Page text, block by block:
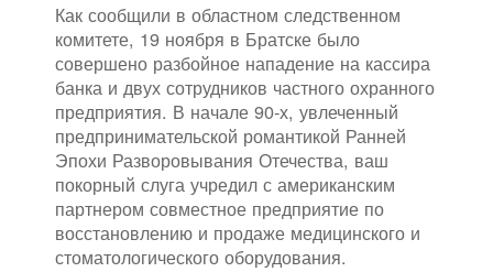
Как сообщили в областном следственном
комитете, 19 ноября в Братске было
совершено разбойное нападение на кассира
банка и двух сотрудников частного охранного
предприятия. В начале 90-х, увлеченный
предпринимательской романтикой Ранней
Эпохи Разворовывания Отечества, ваш
покорный слуга учредил с американским
партнером совместное предприятие по
восстановлению и продаже медицинского и
стоматологического оборудования.